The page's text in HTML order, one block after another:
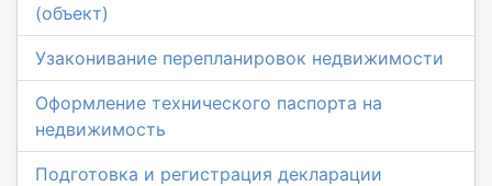
(объект)
Узаконивание перепланировок недвижимости
Оформление технического паспорта на
недвижимость
Подготовка и регистрация декларации